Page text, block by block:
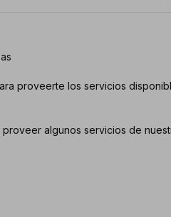
proveerte los servicios
algunos servicios de